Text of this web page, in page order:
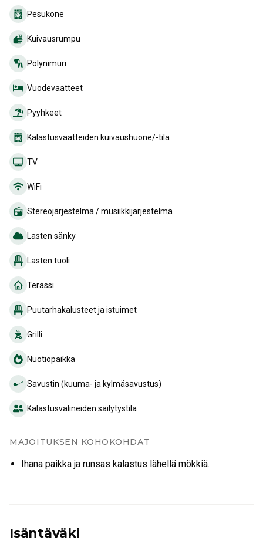
Pesukone
Kuivausrumpu
Pölynimuri
Vuodevaatteet
Pyyhkeet
Kalastusvaatteiden kuivaushuone/-tila
TV
WiFi
Stereojärjestelmä / musiikkijärjestelmä
Lasten sänky
Lasten tuoli
Terassi
Puutarhakalusteet ja istuimet
Grilli
Nuotiopaikka
Savustin (kuuma- ja kylmäsavustus)
Kalastusvälineiden säilytystila
MAJOITUKSEN KOHOKOHDAT
Ihana paikka ja runsas kalastus lähellä mökkiä.
Isäntäväki